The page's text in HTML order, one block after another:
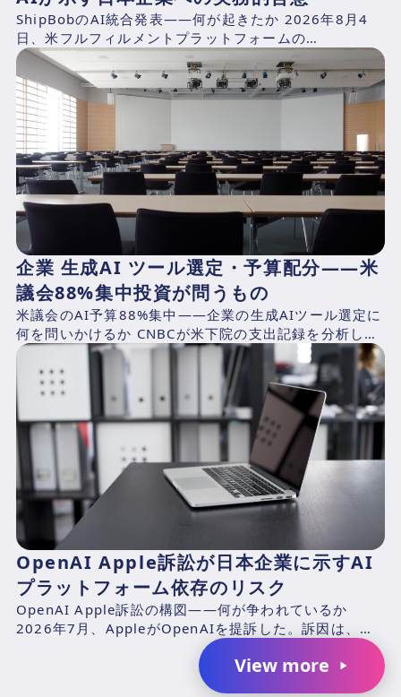
ShipBobのAI統合発表——何が起きたか 2026年8月4
日、米フルフィルメントプラットフォームの
ShipBob（本社：シカゴ、2014年創業、CEO：Dh...
企業 生成AI ツール選定・予算配分——米
議会88%集中投資が問うもの
米議会のAI予算88%集中——企業の生成AIツール選定に
何を問いかけるか CNBCが米下院の支出記録を分析した
結果、2025年4月1日〜2026年3月31日の期...
OpenAI Apple訴訟が日本企業に示すAI
プラットフォーム依存のリスク
OpenAI Apple訴訟の構図——何が争われているか
2026年7月、AppleがOpenAIを提訴した。訴因は、元
Appleエンジニアのチャン・リウ（Ch...
View more